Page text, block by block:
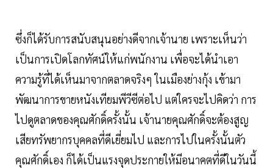
ซึ่งก็ได้รับการสนับสนุนอย่างดีจากเจ้านาย เพราะเห็นว่า
เป็นการเปิดโลกทัศน์ให้แก่พนักงาน เพื่อจะได้นำเอา
ความรู้ที่ได้เห็นมาจากตลาดจริงๆ ในเมืองย่างกุ้ง เข้ามา
พัฒนาการขายหนังเทียมพีวีซีต่อไป แต่ใครจะไปคิดว่า การ
ไปดูตลาดของคุณศักดิ์ครั้งนั้น เจ้านายคุณศักดิ์จะต้องสูญ
เสียทรัพยากรบุคคลที่ดีเยี่ยมไป และการไปในครั้งนั้นตัว
คุณศักดิ์เอง ก็ได้เป็นแรงจุดประกายให้มีอนาคตที่ดีในวันนี้